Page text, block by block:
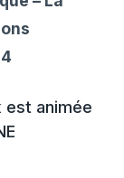
est animée